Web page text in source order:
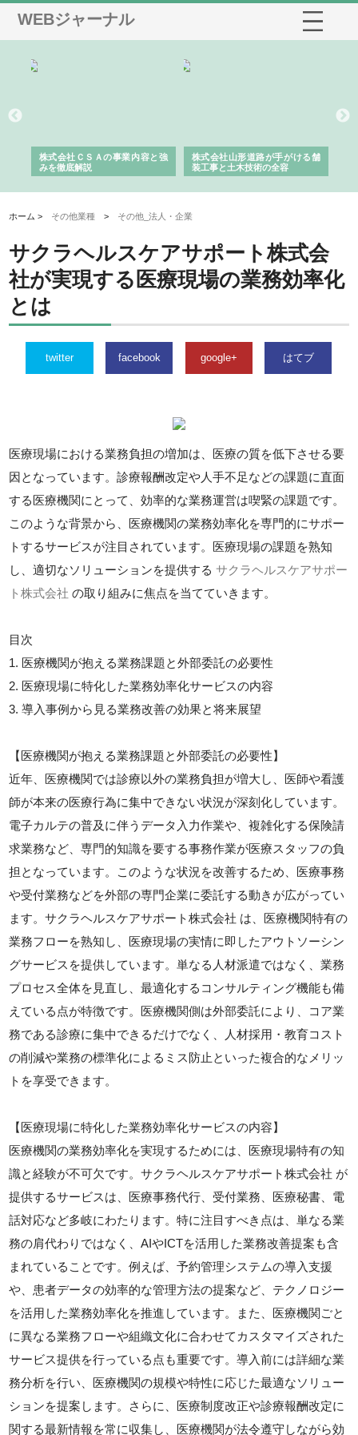
WEBジャーナル
株式会社ＣＳＡの事業内容と強
みを徹底解説
株式会社山形道路が手がける舗
装工事と土木技術の全容
ホーム > その他業種 > その他_法人・企業
サクラヘルスケアサポート株式会
社が実現する医療現場の業務効率化
とは
twitter facebook google+ はてブ
医療現場における業務負担の増加は、医療の質を低下させる要
因となっています。診療報酬改定や人手不足などの課題に直面
する医療機関にとって、効率的な業務運営は喫緊の課題です。
このような背景から、医療機関の業務効率化を専門的にサポー
トするサービスが注目されています。医療現場の課題を熟知
し、適切なソリューションを提供するサクラヘルスケアサポー
ト株式会社 の取り組みに焦点を当てていきます。
目次
1. 医療機関が抱える業務課題と外部委託の必要性
2. 医療現場に特化した業務効率化サービスの内容
3. 導入事例から見る業務改善の効果と将来展望
【医療機関が抱える業務課題と外部委託の必要性】
近年、医療機関では診療以外の業務負担が増大し、医師や看護
師が本来の医療行為に集中できない状況が深刻化しています。
電子カルテの普及に伴うデータ入力作業や、複雑化する保険請
求業務など、専門的知識を要する事務作業が医療スタッフの負
担となっています。このような状況を改善するため、医療事務
や受付業務などを外部の専門企業に委託する動きが広がってい
ます。サクラヘルスケアサポート株式会社 は、医療機関特有の
業務フローを熟知し、医療現場の実情に即したアウトソーシン
グサービスを提供しています。単なる人材派遣ではなく、業務
プロセス全体を見直し、最適化するコンサルティング機能も備
えている点が特徴です。医療機関側は外部委託により、コア業
務である診療に集中できるだけでなく、人材採用・教育コスト
の削減や業務の標準化によるミス防止といった複合的なメリッ
トを享受できます。
【医療現場に特化した業務効率化サービスの内容】
医療機関の業務効率化を実現するためには、医療現場特有の知
識と経験が不可欠です。サクラヘルスケアサポート株式会社 が
提供するサービスは、医療事務代行、受付業務、医療秘書、電
話対応など多岐にわたります。特に注目すべき点は、単なる業
務の肩代わりではなく、AIやICTを活用した業務改善提案も含
まれていることです。例えば、予約管理システムの導入支援
や、患者データの効率的な管理方法の提案など、テクノロジー
を活用した業務効率化を推進しています。また、医療機関ごと
に異なる業務フローや組織文化に合わせてカスタマイズされた
サービス提供を行っている点も重要です。導入前には詳細な業
務分析を行い、医療機関の規模や特性に応じた最適なソリュー
ションを提案します。さらに、医療制度改正や診療報酬改定に
関する最新情報を常に収集し、医療機関が法令遵守しながら効